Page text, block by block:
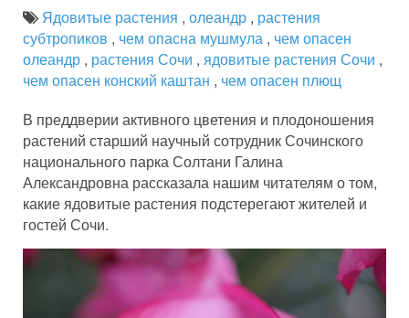
Ядовитые растения , олеандр , растения
субтропиков , чем опасна мушмула , чем опасен
олеандр , растения Сочи , ядовитые растения Сочи ,
чем опасен конский каштан , чем опасен плющ
В преддверии активного цветения и плодоношения
растений старший научный сотрудник Сочинского
национального парка Солтани Галина
Александровна рассказала нашим читателям о том,
какие ядовитые растения подстерегают жителей и
гостей Сочи.